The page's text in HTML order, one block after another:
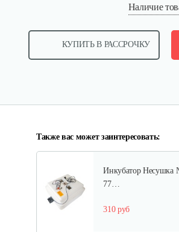
Наличие
КУПИТЬ В РАССРОЧКУ
Также вас может заинтересовать:
Инкубатор Несушка
305 руб
Инкубатор Несушка
77…
310 руб